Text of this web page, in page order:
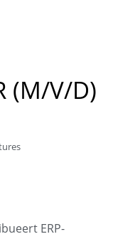
(M/V/D)
ERP-